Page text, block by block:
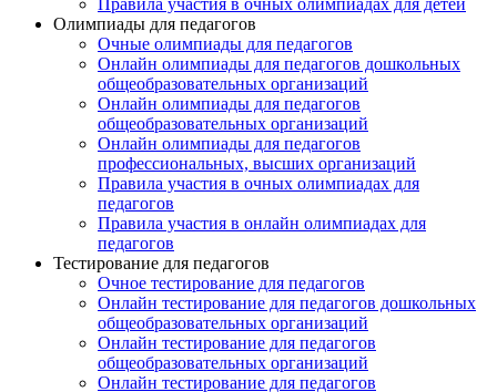
Правила участия в очных олимпиадах для детей
Олимпиады для педагогов
Очные олимпиады для педагогов
Онлайн олимпиады для педагогов дошкольных
общеобразовательных организаций
Онлайн олимпиады для педагогов
общеобразовательных организаций
Онлайн олимпиады для педагогов
профессиональных, высших организаций
Правила участия в очных олимпиадах для
педагогов
Правила участия в онлайн олимпиадах для
педагогов
Тестирование для педагогов
Очное тестирование для педагогов
Онлайн тестирование для педагогов дошкольных
общеобразовательных организаций
Онлайн тестирование для педагогов
общеобразовательных организаций
Онлайн тестирование для педагогов